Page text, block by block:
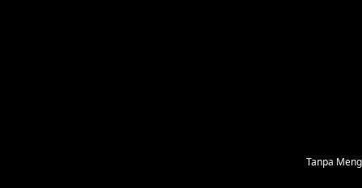
Tanpa